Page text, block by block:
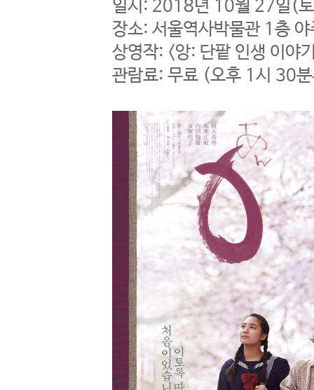
일시: 2018년 10월 27일(
장소: 서울역사박물관 1층 야
상영작: <앙: 단팥 인생 이야
관람료: 무료 (오후 1시 30